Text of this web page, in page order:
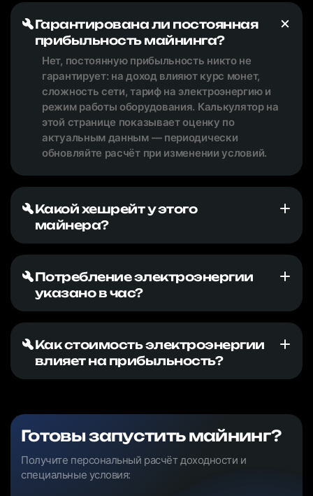
Гарантирована ли постоянная
прибыльность майнинга?
Нет, постоянную прибыльность никто не
гарантирует: на доход влияют курс монет,
сложность сети, тариф на электроэнергию и
режим работы оборудования. Калькулятор на
этой странице показывает оценку по
актуальным данным — периодически
обновляйте расчёт при изменении условий.
Какой хешрейт у этого
майнера?
Потребление электроэнергии
указано в час?
Как стоимость электроэнергии
влияет на прибыльность?
Готовы запустить майнинг?
Получите персональный расчёт доходности и
специальные условия: